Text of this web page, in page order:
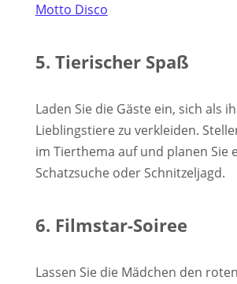
Motto Disco
5. Tierischer Spaß
Laden Sie die Gäste ein, sich als
Lieblingstiere zu verkleiden.
im Tierthema auf und planen Sie
Schatzsuche oder Schnitzeljagd.
6. Filmstar-Soiree
Lassen Sie die Mädchen den